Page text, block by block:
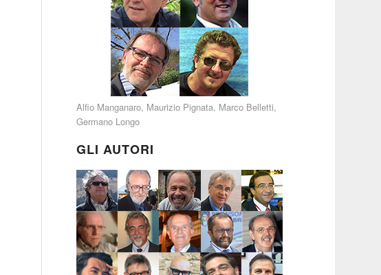
Alfio Manganaro, Maurizio Pignata, Marco Belletti,
Germano Longo
GLI AUTORI